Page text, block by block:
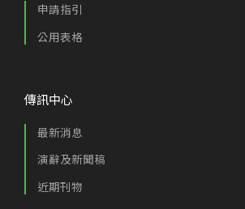
申請指引
公用表格
傳訊中心
最新消息
演辭及新聞稿
近期刊物